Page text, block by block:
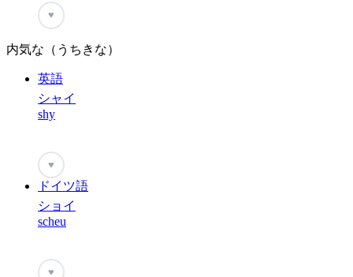
♥
内気な（うちきな）
英語
シャイ
shy
♥
ドイツ語
ショイ
scheu
♥